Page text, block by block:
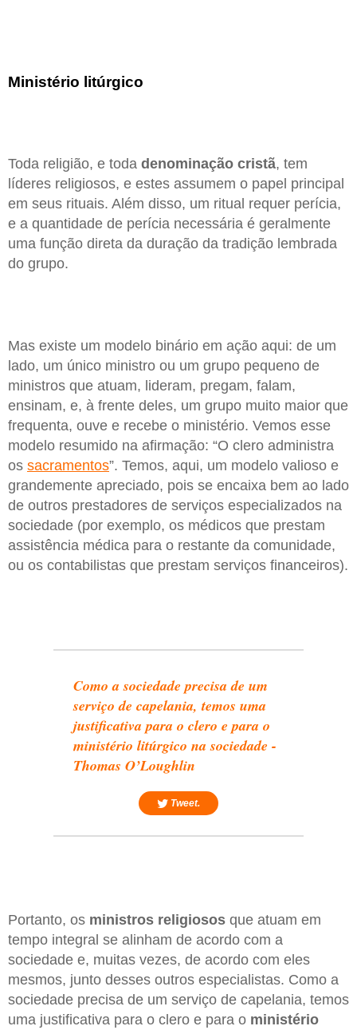
Ministério litúrgico
Toda religião, e toda denominação cristã, tem
líderes religiosos, e estes assumem o papel principal
em seus rituais. Além disso, um ritual requer perícia,
e a quantidade de perícia necessária é geralmente
uma função direta da duração da tradição lembrada
do grupo.
Mas existe um modelo binário em ação aqui: de um
lado, um único ministro ou um grupo pequeno de
ministros que atuam, lideram, pregam, falam,
ensinam, e, à frente deles, um grupo muito maior que
frequenta, ouve e recebe o ministério. Vemos esse
modelo resumido na afirmação: “O clero administra
os sacramentos”. Temos, aqui, um modelo valioso e
grandemente apreciado, pois se encaixa bem ao lado
de outros prestadores de serviços especializados na
sociedade (por exemplo, os médicos que prestam
assistência médica para o restante da comunidade,
ou os contabilistas que prestam serviços financeiros).
Como a sociedade precisa de um
serviço de capelania, temos uma
justificativa para o clero e para o
ministério litúrgico na sociedade -
Thomas O’Loughlin
Tweet.
Portanto, os ministros religiosos que atuam em
tempo integral se alinham de acordo com a
sociedade e, muitas vezes, de acordo com eles
mesmos, junto desses outros especialistas. Como a
sociedade precisa de um serviço de capelania, temos
uma justificativa para o clero e para o ministério